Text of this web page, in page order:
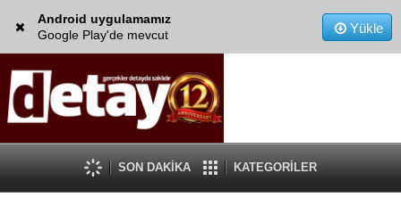
Android uygulamamız
Google Play'de mevcut
Yükle
SON DAKİKA KATEGORİLER